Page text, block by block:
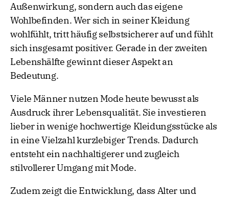
Außenwirkung, sondern auch das eigene
Wohlbefinden. Wer sich in seiner Kleidung
wohlfühlt, tritt häufig selbstsicherer auf und fühlt
sich insgesamt positiver. Gerade in der zweiten
Lebenshälfte gewinnt dieser Aspekt an
Bedeutung.
Viele Männer nutzen Mode heute bewusst als
Ausdruck ihrer Lebensqualität. Sie investieren
lieber in wenige hochwertige Kleidungsstücke als
in eine Vielzahl kurzlebiger Trends. Dadurch
entsteht ein nachhaltigerer und zugleich
stilvollerer Umgang mit Mode.
Zudem zeigt die Entwicklung, dass Alter und